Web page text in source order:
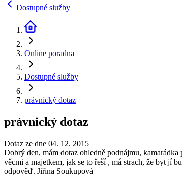
Dostupné služby
Online poradna
Dostupné služby
právnický dotaz
právnický dotaz
Dotaz ze dne 04. 12. 2015
Dobrý den, mám dotaz ohledně podnájmu,
věcmi a majetkem, jak se to řeší , má strach, že byt jí
odpověď. Jiřina Soukupová